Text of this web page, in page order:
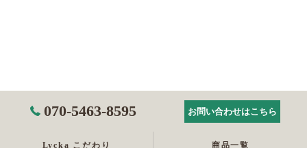
070-5463-8595 お問い合わせはこちら
Lycka こだわり 商品一覧